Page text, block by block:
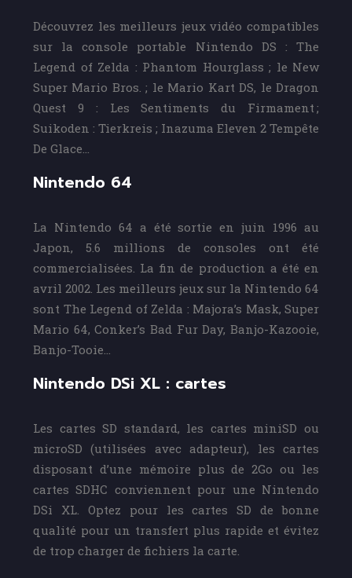
Découvrez les meilleurs jeux vidéo compatibles
sur la console portable Nintendo DS : The
Legend of Zelda : Phantom Hourglass ; le New
Super Mario Bros. ; le Mario Kart DS, le Dragon
Quest 9 : Les Sentiments du Firmament ;
Suikoden : Tierkreis ; Inazuma Eleven 2 Tempête
De Glace…
Nintendo 64
La Nintendo 64 a été sortie en juin 1996 au
Japon, 5.6 millions de consoles ont été
commercialisées. La fin de production a été en
avril 2002. Les meilleurs jeux sur la Nintendo 64
sont The Legend of Zelda : Majora’s Mask, Super
Mario 64, Conker’s Bad Fur Day, Banjo-Kazooie,
Banjo-Tooie…
Nintendo DSi XL : cartes
Les cartes SD standard, les cartes miniSD ou
microSD (utilisées avec adapteur), les cartes
disposant d’une mémoire plus de 2Go ou les
cartes SDHC conviennent pour une Nintendo
DSi XL. Optez pour les cartes SD de bonne
qualité pour un transfert plus rapide et évitez
de trop charger de fichiers la carte.